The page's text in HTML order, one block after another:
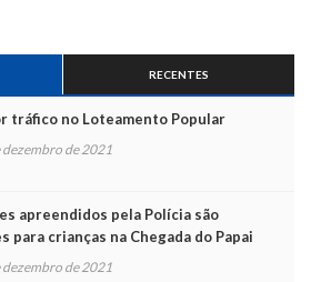
RECENTES
tráfico no Loteamento Popular
dezembro de 2021
apreendidos pela Polícia são
para crianças na Chegada do Papai
dezembro de 2021